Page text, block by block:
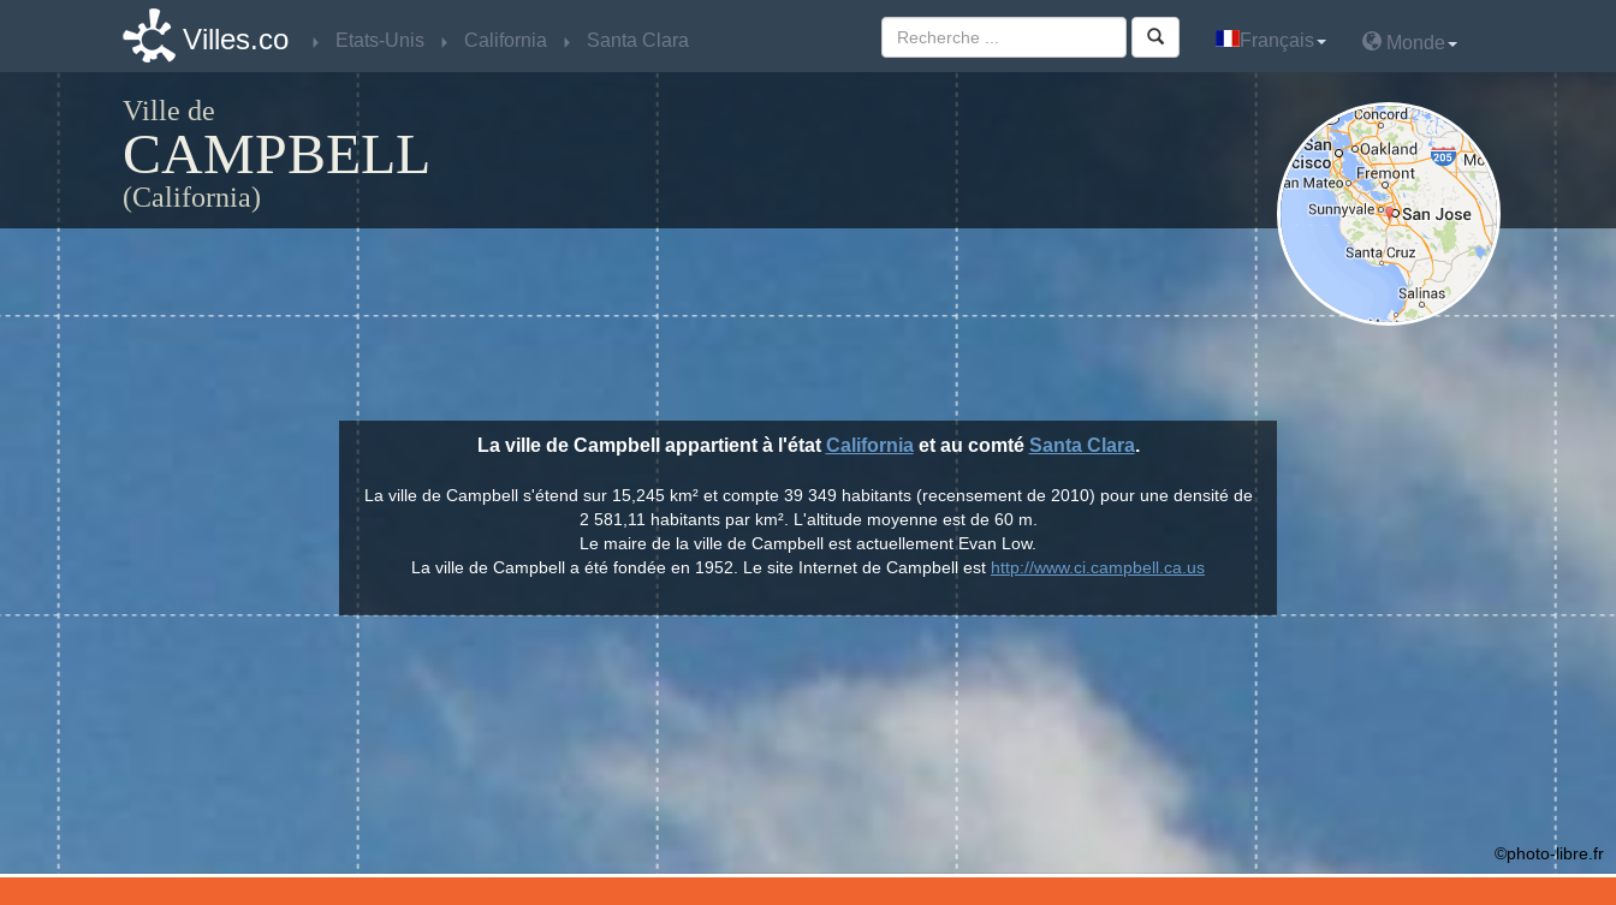
Villes.co Etats-Unis California Santa Clara Français Monde
Ville de
CAMPBELL
(California)
La ville de Campbell appartient à l'état Californiaet au comté Santa Clara.
La ville de Campbell s'étend sur 15,245 km² et compte 39 349 habitants (recensement de 2010) pour une densité de
2 581,11 habitants par km². L'altitude moyenne est de 60 m.
Le maire de la ville de Campbell est actuellement Evan Low.
La ville de Campbell a été fondée en 1952. Le site Internet de Campbell est http://www.ci.campbell.ca.us
©photo-libre.fr
Villes.co Etats-Unis California Santa Clara Français Monde